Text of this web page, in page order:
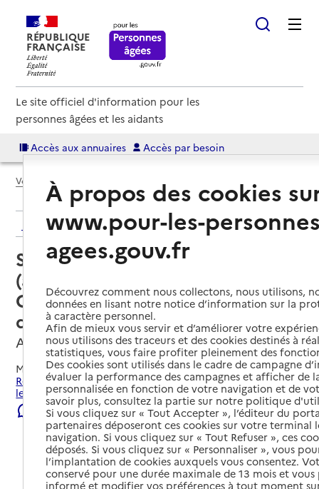
RÉPUBLIQUE
FRANÇAISE
Le site officiel d'information pour les
personnes âgées et les aidants
Accès aux annuaires Accès par besoin
Voir le fil d’Ariane
Retour aux résultats de l'annuaire
Service autonomie à domicile
(aide) – Services de la
Communauté de communes
d'Ailly
Ailly-le-Haut-Clocher, SOMME
Mis à jour le23/07/2026
Rechercher les établissements et services autour de Ailly-
le-Haut-Clocher.
Signaler une erreur
À propos des cookies
www.pour-les-
agees.gouv.fr
Découvrez comment nous collectons, nous utilisons,
données en lisant notre notice d’information sur la
à caractère personnel.
Afin de mieux vous servir et d’améliorer votre
nous utilisons des traceurs et des cookies destinés à
statistiques, vous faire profiter pleinement des
Des cookies sont utilisés dans le cadre de campagne
évaluer la performance des campagnes et afficher de
personnalisée en fonction de votre navigation et de
savoir plus, consultez la partie sur notre politique
Si vous cliquez sur « Tout Accepter », l’éditeur du
partenaires déposeront ces cookies sur votre terminal
navigation. Si vous cliquez sur « Tout Refuser », ces
déposés. Si vous cliquez sur « Personnaliser », vous
l’implantation de cookies auxquels vous consentez.
conservé pour une durée maximale de 13 mois et
informé et modifier vos préférences à tout moment